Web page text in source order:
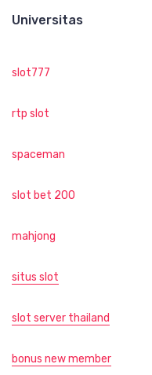
Universitas
slot777
rtp slot
spaceman
slot bet 200
mahjong
situs slot
slot server thailand
bonus new member